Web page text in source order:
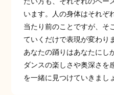
います。人の身体はそれぞ
当たり前のことですが、そ
ていくだけで表現が変わり
あなたの踊りはあなたにし
ダンスの楽しさや奥深さを
を一緒に見つけていきまし